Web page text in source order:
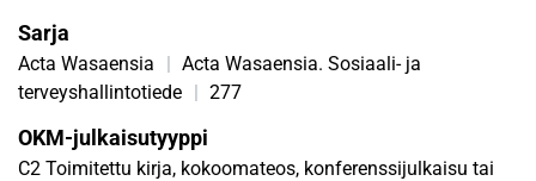
HANNA VAKKALA, KATRI VATAJA,
OLLI-PEKKA VIINAMÄKI, RIITTA VIITALA,
SEIJA VIRKKALA, TURO VIRTANEN, MARITTA
Sarja
Acta Wasaensia | Acta Wasaensia. Sosiaali- ja
terveyshallintotiede | 277
OKM-julkaisutyyppi
C2 Toimitettu kirja, kokoomateos, konferenssijulkaisu tai